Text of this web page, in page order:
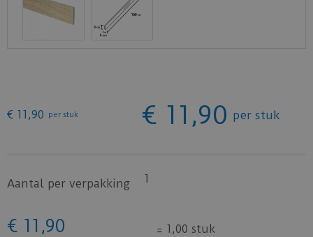
€ 11 ,90 per stuk € 11 ,90 per stuk
Aantal per verpakking 1
€ 11 ,90 = 1,00 stuk